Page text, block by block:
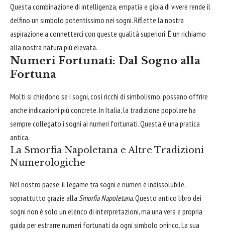
Questa combinazione di intelligenza, empatia e gioia di vivere rende il
delfino un simbolo potentissimo nei sogni. Riflette la nostra
aspirazione a connetterci con queste qualità superiori. È un richiamo
alla nostra natura più elevata.
Numeri Fortunati: Dal Sogno alla
Fortuna
Molti si chiedono se i sogni, così ricchi di simbolismo, possano offrire
anche indicazioni più concrete. In Italia, la tradizione popolare ha
sempre collegato i sogni ai numeri fortunati. Questa è una pratica
antica.
La Smorfia Napoletana e Altre Tradizioni
Numerologiche
Nel nostro paese, il legame tra sogni e numeri è indissolubile,
soprattutto grazie alla Smorfia Napoletana. Questo antico libro dei
sogni non è solo un elenco di interpretazioni, ma una vera e propria
guida per estrarre numeri fortunati da ogni simbolo onirico. La sua